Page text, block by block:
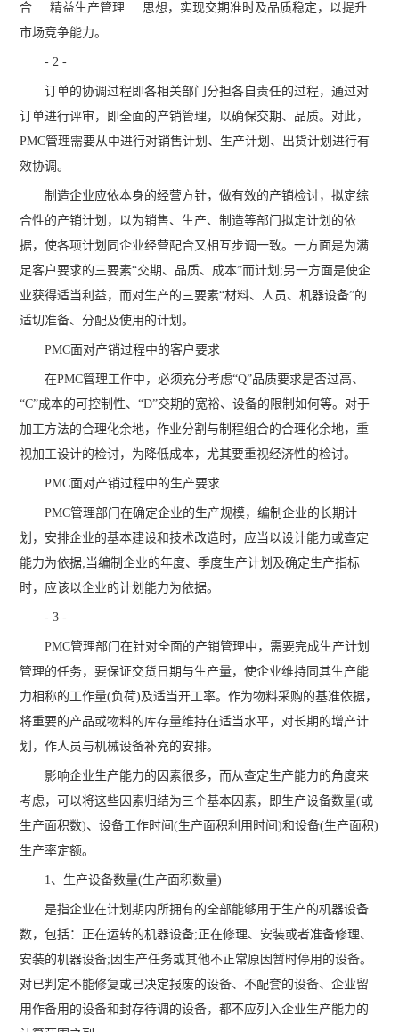
合
精益生产管理
思想，实现交期准时及品质稳定，以提升
市场竞争能力。
- 2 -
订单的协调过程即各相关部门分担各自责任的过程，通过对
订单进行评审，即全面的产销管理，以确保交期、品质。对此，
PMC管理需要从中进行对销售计划、生产计划、出货计划进行有
效协调。
制造企业应依本身的经营方针，做有效的产销检讨，拟定综
合性的产销计划，以为销售、生产、制造等部门拟定计划的依
据，使各项计划同企业经营配合又相互步调一致。一方面是为满
足客户要求的三要素“交期、品质、成本”而计划;另一方面是使企
业获得适当利益，而对生产的三要素“材料、人员、机器设备”的
适切准备、分配及使用的计划。
PMC面对产销过程中的客户要求
在PMC管理工作中，必须充分考虑“Q”品质要求是否过高、
“C”成本的可控制性、“D”交期的宽裕、设备的限制如何等。对于
加工方法的合理化余地，作业分割与制程组合的合理化余地，重
视加工设计的检讨，为降低成本，尤其要重视经济性的检讨。
PMC面对产销过程中的生产要求
PMC管理部门在确定企业的生产规模，编制企业的长期计
划，安排企业的基本建设和技术改造时，应当以设计能力或查定
能力为依据;当编制企业的年度、季度生产计划及确定生产指标
时，应该以企业的计划能力为依据。
- 3 -
PMC管理部门在针对全面的产销管理中，需要完成生产计划
管理的任务，要保证交货日期与生产量，使企业维持同其生产能
力相称的工作量(负荷)及适当开工率。作为物料采购的基准依据，
将重要的产品或物料的库存量维持在适当水平，对长期的增产计
划，作人员与机械设备补充的安排。
影响企业生产能力的因素很多，而从查定生产能力的角度来
考虑，可以将这些因素归结为三个基本因素，即生产设备数量(或
生产面积数)、设备工作时间(生产面积利用时间)和设备(生产面积)
生产率定额。
1、生产设备数量(生产面积数量)
是指企业在计划期内所拥有的全部能够用于生产的机器设备
数，包括：正在运转的机器设备;正在修理、安装或者准备修理、
安装的机器设备;因生产任务或其他不正常原因暂时停用的设备。
对已判定不能修复或已决定报废的设备、不配套的设备、企业留
用作备用的设备和封存待调的设备，都不应列入企业生产能力的